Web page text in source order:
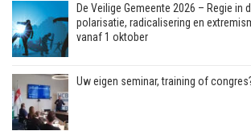
De Veilige Gemeente 2026 – Regie in
polarisatie, radicalisering en
vanaf 1 oktober
Uw eigen seminar, training of